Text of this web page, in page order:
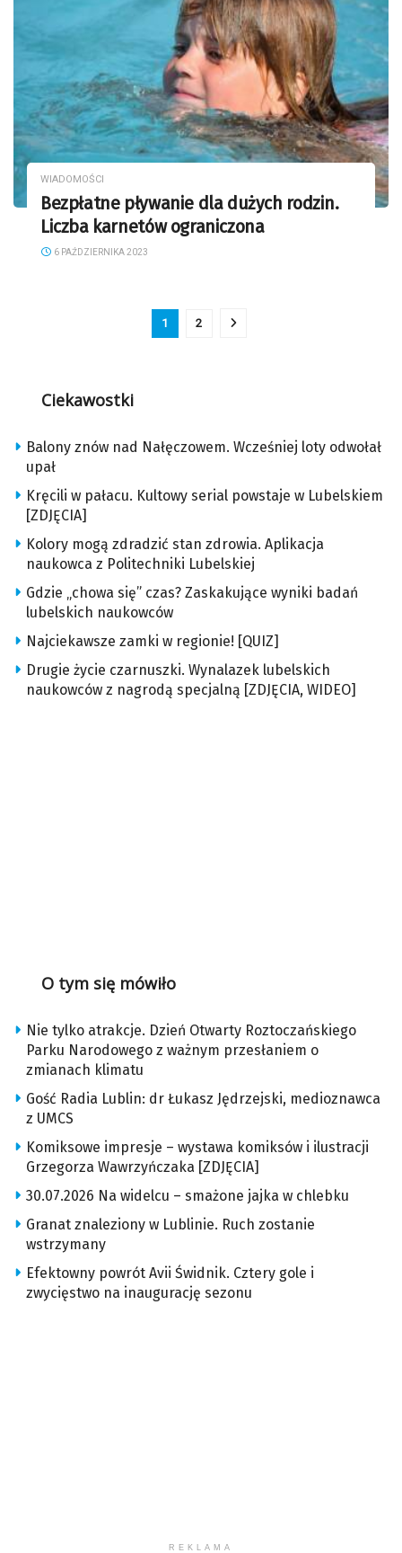
WIADOMOŚCI
Bezpłatne pływanie dla dużych rodzin.
Liczba karnetów ograniczona
6 PAŹDZIERNIKA 2023
1 2
Ciekawostki
Balony znów nad Nałęczowem. Wcześniej loty odwołał
upał
Kręcili w pałacu. Kultowy serial powstaje w Lubelskiem
[ZDJĘCIA]
Kolory mogą zdradzić stan zdrowia. Aplikacja
naukowca z Politechniki Lubelskiej
Gdzie „chowa się” czas? Zaskakujące wyniki badań
lubelskich naukowców
Najciekawsze zamki w regionie! [QUIZ]
Drugie życie czarnuszki. Wynalazek lubelskich
naukowców z nagrodą specjalną [ZDJĘCIA, WIDEO]
O tym się mówiło
Nie tylko atrakcje. Dzień Otwarty Roztoczańskiego
Parku Narodowego z ważnym przesłaniem o
zmianach klimatu
Gość Radia Lublin: dr Łukasz Jędrzejski, medioznawca
z UMCS
Komiksowe impresje – wystawa komiksów i ilustracji
Grzegorza Wawrzyńczaka [ZDJĘCIA]
30.07.2026 Na widelcu – smażone jajka w chlebku
Granat znaleziony w Lublinie. Ruch zostanie
wstrzymany
Efektowny powrót Avii Świdnik. Cztery gole i
zwycięstwo na inaugurację sezonu
REKLAMA